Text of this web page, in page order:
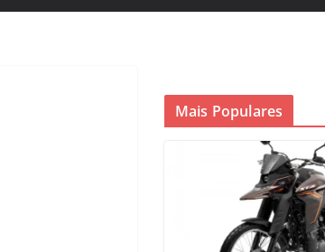
Mais Populares